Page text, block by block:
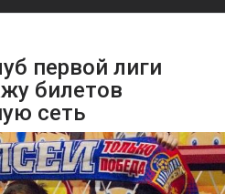
первой лиги
билетов
сеть